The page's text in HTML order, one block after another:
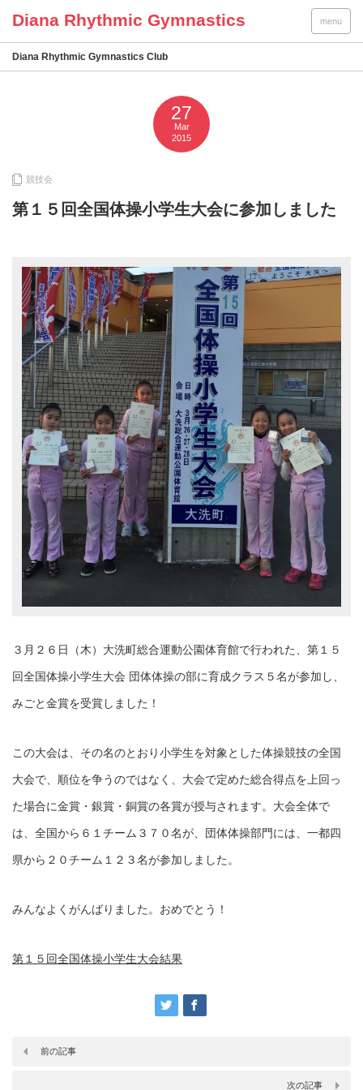
menu
Diana Rhythmic Gymnastics Club
27
Mar
2015
競技会
第１５回全国体操小学生大会に参加しました
３月２６日（木）大洗町総合運動公園体育館で行われた、第１５
回全国体操小学生大会 団体体操の部に育成クラス５名が参加し、
みごと金賞を受賞しました！
この大会は、その名のとおり小学生を対象とした体操競技の全国
大会で、順位を争うのではなく、大会で定めた総合得点を上回っ
た場合に金賞・銀賞・銅賞の各賞が授与されます。大会全体で
は、全国から６１チーム３７０名が、団体体操部門には、一都四
県から２０チーム１２３名が参加しました。
みんなよくがんばりました。おめでとう！
第１５回全国体操小学生大会結果
前の記事
次の記事